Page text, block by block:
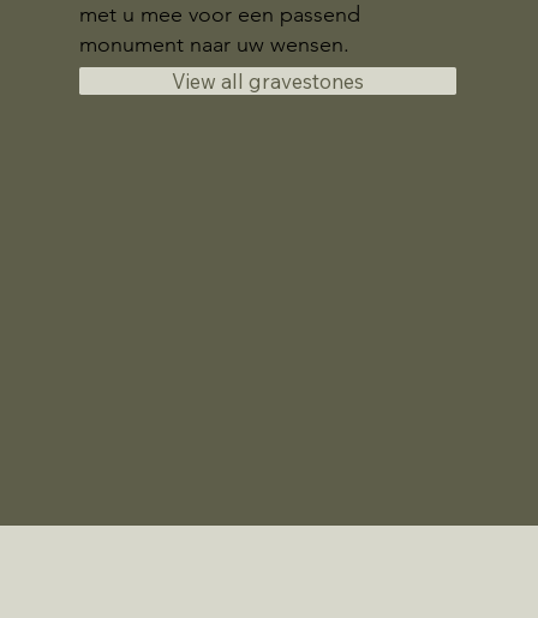
met u mee voor een passend
monument naar uw wensen.
View all gravestones